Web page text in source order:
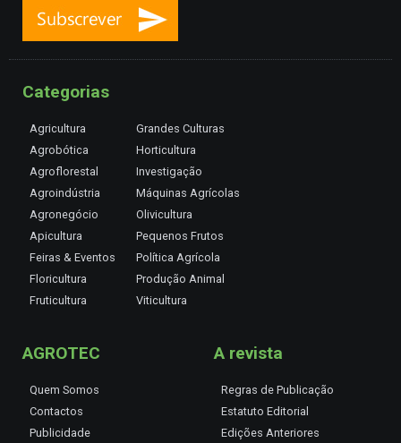
Categorias
Agricultura
Agrobótica
Agroflorestal
Agroindústria
Agronegócio
Apicultura
Feiras & Eventos
Floricultura
Fruticultura
Grandes Culturas
Horticultura
Investigação
Máquinas Agrícolas
Olivicultura
Pequenos Frutos
Política Agrícola
Produção Animal
Viticultura
AGROTEC
Quem Somos
Contactos
Publicidade
A revista
Regras de Publicação
Estatuto Editorial
Edições Anteriores